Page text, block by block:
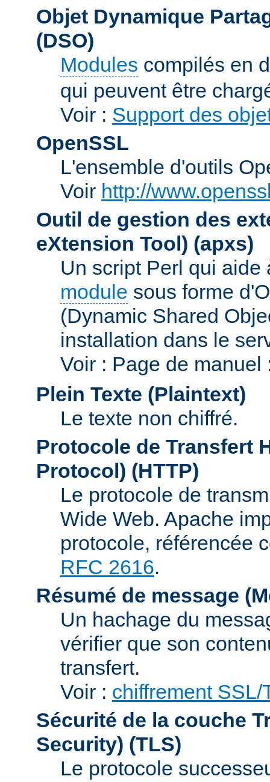
Objet Dynamique
(DSO)
Modules compilés en
qui peuvent être
Voir : Support des
OpenSSL
L'ensemble d'outils
Voir http://
Outil de gestion des
eXtension Tool) (apxs)
Un script Perl qui
module sous forme
(Dynamic Shared
installation dans le
Voir : Page de
Plein Texte (Plaintext)
Le texte non chiffré.
Protocole de Transfert
Protocol) (HTTP)
Le protocole de
Wide Web. Apache
protocole, référencée
RFC 2616.
Résumé de message
Un hachage du
vérifier que son
transfert.
Voir : chiffrement SSL/
Sécurité de la couche
Security) (TLS)
Le protocole